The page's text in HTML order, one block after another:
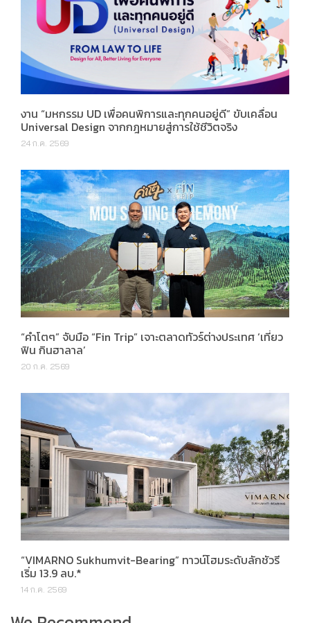
งาน “มหกรรม UD เพื่อคนพิการและทุกคนอยู่ดี” ขับเคลื่อน
Universal Design จากกฎหมายสู่การใช้ชีวิตจริง
24 ก.ค. 2569
“คำโตๆ” จับมือ “Fin Trip” เจาะตลาดทัวร์ต่างประเทศ ‘เที่ยว
ฟิน กินฮาลาล’
20 ก.ค. 2569
“VIMARNO Sukhumvit-Bearing” ทาวน์โฮมระดับลักชัวรี
เริ่ม 13.9 ลบ.*
14 ก.ค. 2569